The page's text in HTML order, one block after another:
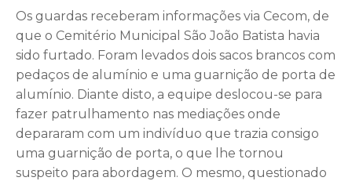
Os guardas receberam informações via Cecom, de
que o Cemitério Municipal São João Batista havia
sido furtado. Foram levados dois sacos brancos com
pedaços de alumínio e uma guarnição de porta de
alumínio. Diante disto, a equipe deslocou-se para
fazer patrulhamento nas mediações onde
depararam com um indivíduo que trazia consigo
uma guarnição de porta, o que lhe tornou
suspeito para abordagem. O mesmo, questionado